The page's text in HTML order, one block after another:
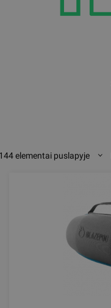
elementai puslapyje